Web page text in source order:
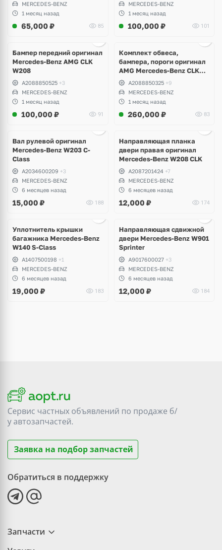
MERCEDES-BENZ
1 месяц назад
65,000 ₽ 85
MERCEDES-BENZ
1 месяц назад
100,000 ₽ 101
Бампер передний оригинал
Mercedes-Benz AMG CLK
W208
A2088850525 +3
MERCEDES-BENZ
1 месяц назад
100,000 ₽ 91
Комплект обвеса,
бампера, пороги оригинал
AMG Mercedes-Benz CLK
W208A2088850325 +9
MERCEDES-BENZ
1 месяц назад
260,000 ₽ 83
Вал рулевой оригинал
Mercedes-Benz W203 C-
Class
A2034600209 +3
MERCEDES-BENZ
6 месяцев назад
15,000 ₽ 188
Направляющая планка
двери правая оригинал
Mercedes-Benz W208 CLK
A2087201424 +7
MERCEDES-BENZ
6 месяцев назад
12,000 ₽ 174
Уплотнитель крышки
багажника Mercedes-Benz
W140 S-Class
A1407500198 +1
MERCEDES-BENZ
6 месяцев назад
19,000 ₽ 183
Направляющая сдвижной
двери Mercedes-Benz W901
Sprinter
A9017600027 +3
MERCEDES-BENZ
6 месяцев назад
12,000 ₽ 184
Сервис частных объявлений по продаже б/
уавтозапчастей.
Заявка на подбор запчастей
Обратиться в поддержку
Запчасти